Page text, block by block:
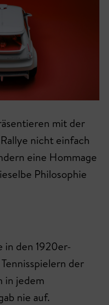
mit der
nicht einfach
eine Hommage
Philosophie
in den 1920er-
der
in jedem
nie auf.